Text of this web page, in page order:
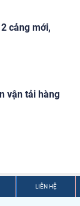
cảng mới,
vận tải hàng
LIÊN HỆ